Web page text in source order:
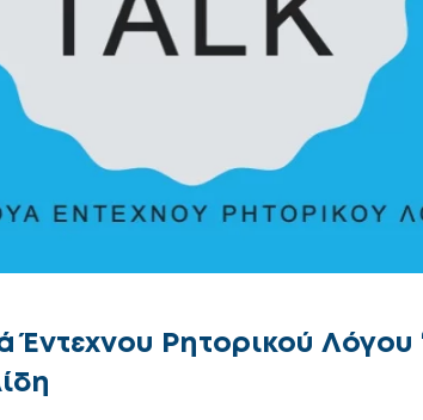
Ρητορικού Λόγου